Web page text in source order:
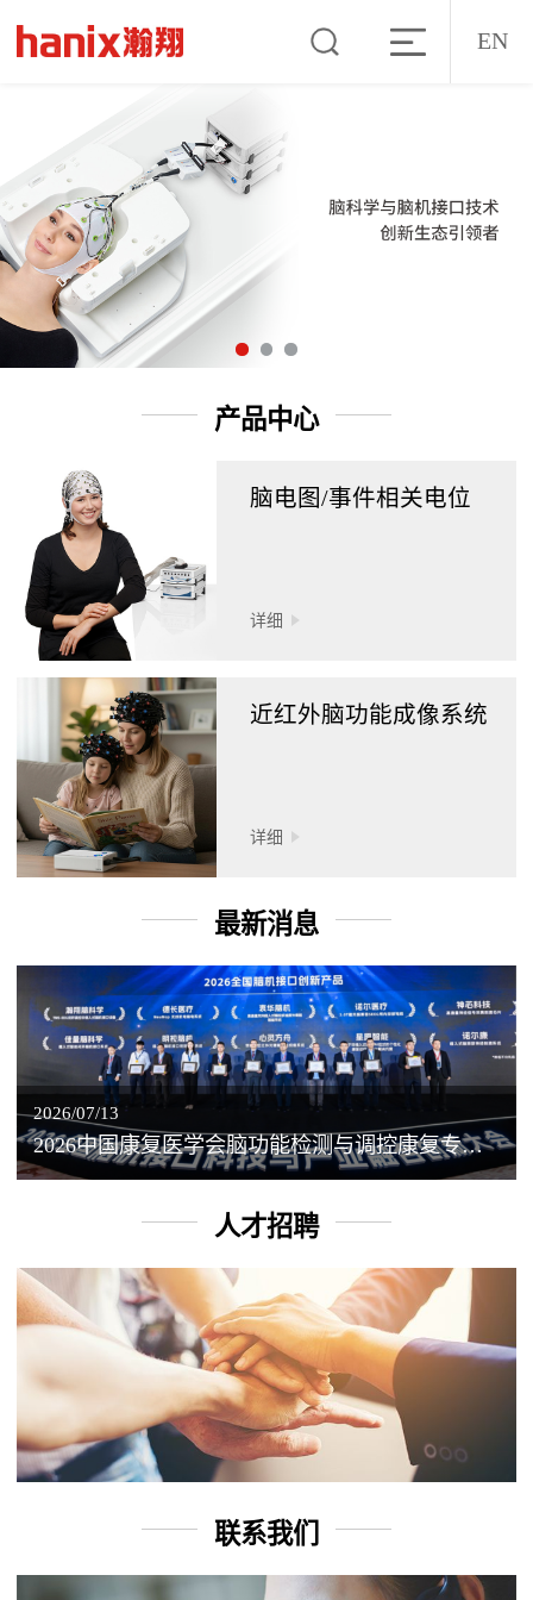
EN
产品中心
脑电图/事件相关电位
详细
近红外脑功能成像系统
详细
最新消息
2026/07/13
2026中国康复医学会脑功能检测与调控康复专业委员会学术年会丨脑客中国：脑机接口——EEG驱动TMS闭环调控工作坊
人才招聘
联系我们